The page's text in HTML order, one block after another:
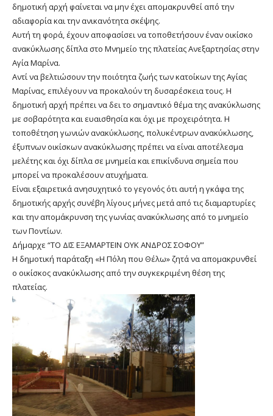
δημοτική αρχή φαίνεται να μην έχει απομακρυνθεί από την
αδιαφορία και την ανικανότητα σκέψης.
Αυτή τη φορά, έχουν αποφασίσει να τοποθετήσουν έναν οικίσκο
ανακύκλωσης δίπλα στο Μνημείο της πλατείας Ανεξαρτησίας στην
Αγία Μαρίνα.
Αντί να βελτιώσουν την ποιότητα ζωής των κατοίκων της Αγίας
Μαρίνας, επιλέγουν να προκαλούν τη δυσαρέσκεια τους. Η
δημοτική αρχή πρέπει να δει το σημαντικό θέμα της ανακύκλωσης
με σοβαρότητα και ευαισθησία και όχι με προχειρότητα. Η
τοποθέτηση γωνιών ανακύκλωσης, πολυκέντρων ανακύκλωσης,
έξυπνων οικίσκων ανακύκλωσης πρέπει να είναι αποτέλεσμα
μελέτης και όχι δίπλα σε μνημεία και επικίνδυνα σημεία που
μπορεί να προκαλέσουν ατυχήματα.
Είναι εξαιρετικά ανησυχητικό το γεγονός ότι αυτή η γκάφα της
δημοτικής αρχής συνέβη λίγους μήνες μετά από τις διαμαρτυρίες
και την απομάκρυνση της γωνίας ανακύκλωσης από το μνημείο
των Ποντίων.
Δήμαρχε “TO ΔIΣ EΞAMAPTEIN OYK ANΔPOΣ ΣOΦOY”
Η δημοτική παράταξη «Η Πόλη που Θέλω» ζητά να απομακρυνθεί
ο οικίσκος ανακύκλωσης από την συγκεκριμένη θέση της
πλατείας.